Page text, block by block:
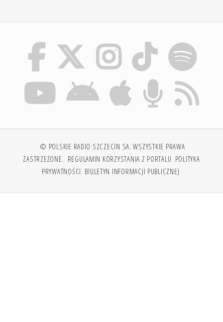
© POLSKIE RADIO SZCZECIN SA. WSZYSTKIE PRAWA
ZASTRZEŻONE. REGULAMIN KORZYSTANIA Z PORTALU POLITYKA
PRYWATNOŚCI BIULETYN INFORMACJI PUBLICZNEJ